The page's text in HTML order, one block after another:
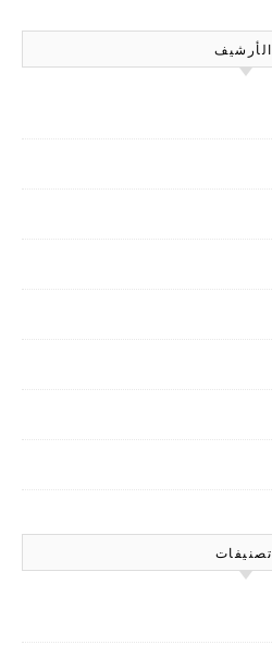
الأرشيف
تصنيفات